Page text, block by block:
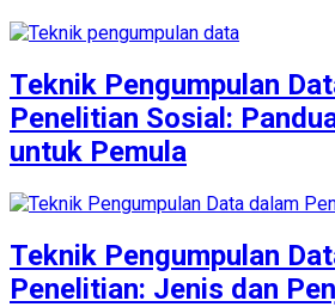
Teknik Pengumpulan
Penelitian Sosial:
untuk Pemula
Teknik Pengumpulan
Penelitian: Jenis dan